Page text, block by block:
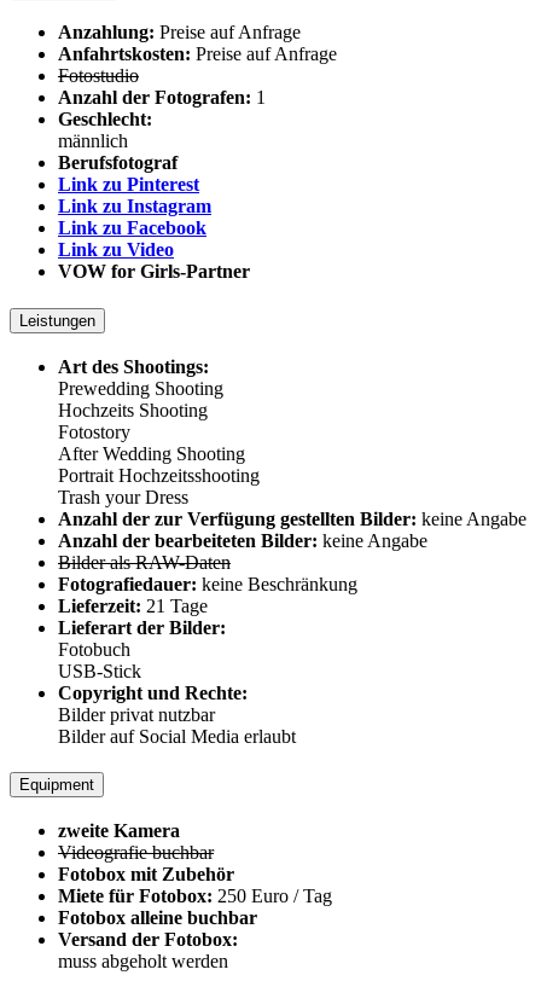
Anzahlung: Preise auf Anfrage
Anfahrtskosten: Preise auf Anfrage
Fotostudio
Anzahl der Fotografen: 1
Geschlecht:
männlich
Berufsfotograf
Link zu Pinterest
Link zu Instagram
Link zu Facebook
Link zu Video
VOW for Girls-Partner
Leistungen
Art des Shootings:
Prewedding Shooting
Hochzeits Shooting
Fotostory
After Wedding Shooting
Portrait Hochzeitsshooting
Trash your Dress
Anzahl der zur Verfügung gestellten Bilder: keine Angabe
Anzahl der bearbeiteten Bilder: keine Angabe
Bilder als RAW-Daten
Fotografiedauer: keine Beschränkung
Lieferzeit: 21 Tage
Lieferart der Bilder:
Fotobuch
USB-Stick
Copyright und Rechte:
Bilder privat nutzbar
Bilder auf Social Media erlaubt
Equipment
zweite Kamera
Videografie buchbar
Fotobox mit Zubehör
Miete für Fotobox: 250 Euro / Tag
Fotobox alleine buchbar
Versand der Fotobox:
muss abgeholt werden